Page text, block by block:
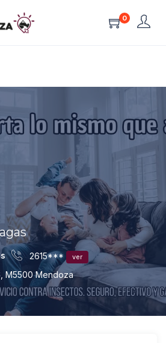
0
2615*** ver
M5500 Mendoza